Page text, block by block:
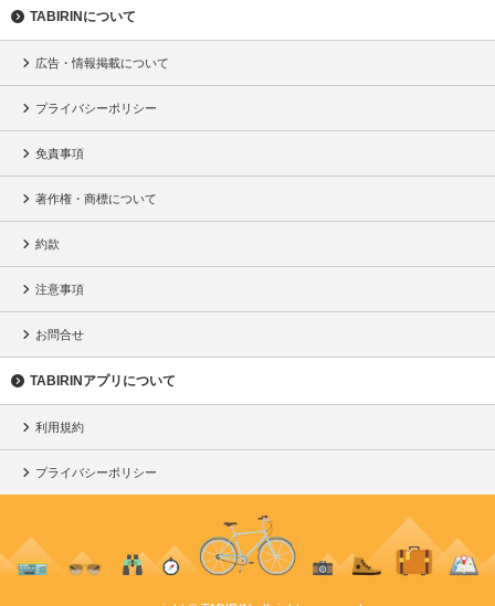
TABIRINについて
広告・情報掲載について
プライバシーポリシー
免責事項
著作権・商標について
約款
注意事項
お問合せ
TABIRINアプリについて
利用規約
プライバシーポリシー